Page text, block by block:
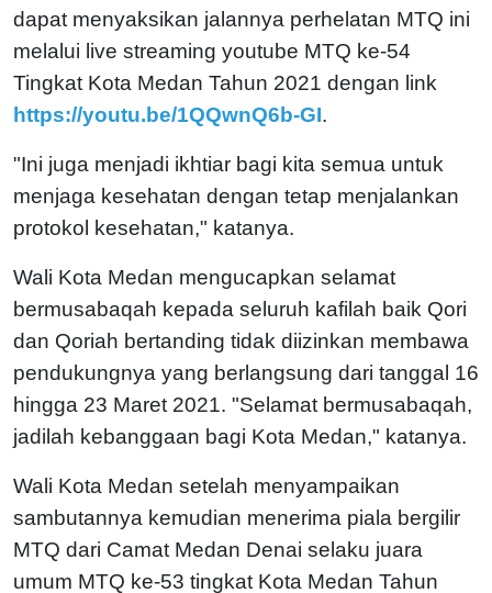
dapat menyaksikan jalannya perhelatan MTQ ini
melalui live streaming youtube MTQ ke-54
Tingkat Kota Medan Tahun 2021 dengan link
https://youtu.be/1QQwnQ6b-GI.
"Ini juga menjadi ikhtiar bagi kita semua untuk
menjaga kesehatan dengan tetap menjalankan
protokol kesehatan," katanya.
Wali Kota Medan mengucapkan selamat
bermusabaqah kepada seluruh kafilah baik Qori
dan Qoriah bertanding tidak diizinkan membawa
pendukungnya yang berlangsung dari tanggal 16
hingga 23 Maret 2021. "Selamat bermusabaqah,
jadilah kebanggaan bagi Kota Medan," katanya.
Wali Kota Medan setelah menyampaikan
sambutannya kemudian menerima piala bergilir
MTQ dari Camat Medan Denai selaku juara
umum MTQ ke-53 tingkat Kota Medan Tahun